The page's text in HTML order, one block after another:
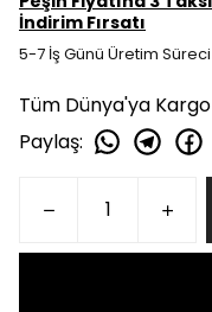
İndirim Fırsatı
5-7 İş Günü Üretim Süreci
Tüm Dünya'ya
Paylaş: